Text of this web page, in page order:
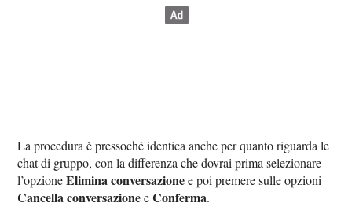
La procedura è pressoché identica anche per quanto riguarda le
chat di gruppo, con la differenza che dovrai prima selezionare
l’opzioneElimina conversazionee poi premere sulle opzioni
Cancella conversazioneeConferma.